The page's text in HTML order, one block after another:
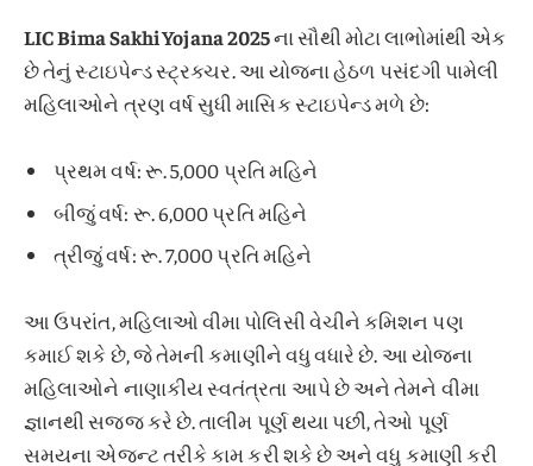
LIC Bima Sakhi Yojana 2025ના સૌથી મોટા લાભોમાંથી એક
છે તેનું સ્ટાઇપેન્ડ સ્ટ્રક્ચર. આ યોજના હેઠળ પસંદગી પામેલી
મહિલાઓને ત્રણ વર્ષ સુધી માસિક સ્ટાઇપેન્ડ મળે છે:
પ્રથમ વર્ષ: રૂ. 5,000 પ્રતિ મહિને
બીજું વર્ષ: રૂ. 6,000 પ્રતિ મહિને
ત્રીજું વર્ષ: રૂ. 7,000 પ્રતિ મહિને
આ ઉપરાંત, મહિલાઓ વીમા પોલિસી વેચીને કમિશન પણ
કમાઈ શકે છે, જે તેમની કમાણીને વધુ વધારે છે. આ યોજના
મહિલાઓને નાણાકીય સ્વતંત્રતા આપે છે અને તેમને વીમા
જ્ઞાનથી સજ્જ કરે છે. તાલીમ પૂર્ણ થયા પછી, તેઓ પૂર્ણ
સમયના એજન્ટ તરીકે કામ કરી શકે છે અને વધુ કમાણી કરી